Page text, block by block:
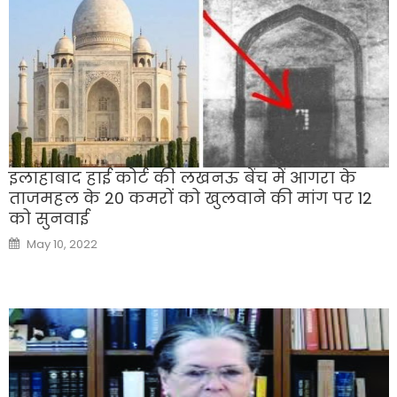
इलाहाबाद हाई कोर्ट की लखनऊ बेंच में आगरा के
ताजमहल के 20 कमरों को खुलवाने की मांग पर 12
को सुनवाई
Posted
on
May 10, 2022